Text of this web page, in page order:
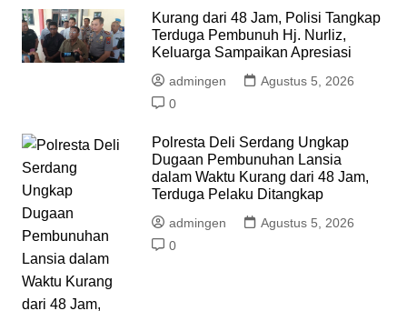
Kurang dari 48 Jam, Polisi Tangkap
Terduga Pembunuh Hj. Nurliz,
Keluarga Sampaikan Apresiasi
admingen
Agustus 5, 2026
0
Polresta Deli Serdang Ungkap
Dugaan Pembunuhan Lansia
dalam Waktu Kurang dari 48 Jam,
Terduga Pelaku Ditangkap
admingen
Agustus 5, 2026
0